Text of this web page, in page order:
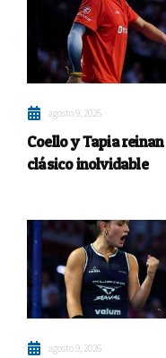
agosto 9, 2026
Coello y Tapia
clásico inolvidable
agosto 9, 2026